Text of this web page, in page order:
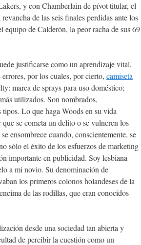
y con Chamberlain de pívot titular, el
de las seis finales perdidas ante los
equipo de Calderón, la peor racha de sus 69
justificarse como un aprendizaje vital,
por los cuales, por cierto, camiseta
marca de sprays para uso doméstico;
utilizados. Son nombrados,
tipos. Lo que haga Woods en su vida
se cometa un delito o se vulneren los
ensombrece cuando, conscientemente, se
sólo el éxito de los esfuerzos de marketing
importante en publicidad. Soy lesbiana
a mi novio. Su denominación de
los primeros colonos holandeses de la
de las rodillas, que eran conocidos
desde una sociedad tan abierta y
de percibir la cuestión como un